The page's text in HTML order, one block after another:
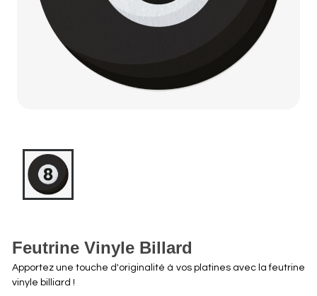
Feutrine Vinyle Billard
Apportez une touche d'originalité à vos platines avec la feutrine
vinyle billiard !